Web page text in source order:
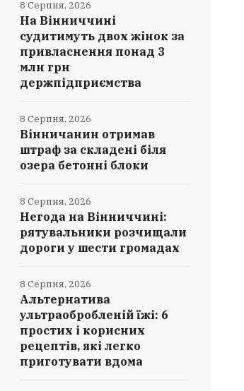
На Вінниччині
судитимуть двох жінок за
привласнення понад 3
млн грн
держпідприємства
8 Серпня, 2026
Вінничанин отримав
штраф за складені біля
озера бетонні блоки
8 Серпня, 2026
Негода на Вінниччині:
рятувальники розчищали
дороги у шести громадах
8 Серпня, 2026
Альтернатива
ультраобробленій їжі: 6
простих і корисних
рецептів, які легко
приготувати вдома
8 Серпня, 2026